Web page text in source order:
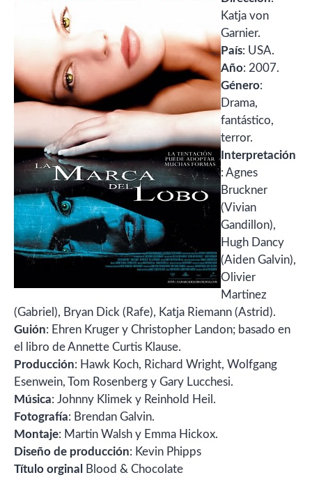
Katja von
Garnier.
País: USA.
Año: 2007.
Género:
Drama,
fantástico,
terror.
Interpretación
: Agnes
Bruckner
(Vivian
Gandillon),
Hugh Dancy
(Aiden Galvin),
Olivier
Martinez
(Gabriel), Bryan Dick (Rafe), Katja Riemann (Astrid).
Guión: Ehren Kruger y Christopher Landon; basado en
el libro de Annette Curtis Klause.
Producción: Hawk Koch, Richard Wright, Wolfgang
Esenwein, Tom Rosenberg y Gary Lucchesi.
Música: Johnny Klimek y Reinhold Heil.
Fotografía: Brendan Galvin.
Montaje: Martin Walsh y Emma Hickox.
Diseño de producción: Kevin Phipps
Título orginal
Blood & Chocolate